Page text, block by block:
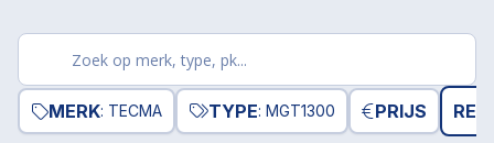
producten
MERK: TECMA TYPE: MGT1300 PRIJS